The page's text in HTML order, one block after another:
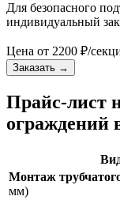
Для безопасного
индивидуальный
Цена от 2200 ₽/
Заказать →
Прайс-лист
ограждений
Монтаж
мм)